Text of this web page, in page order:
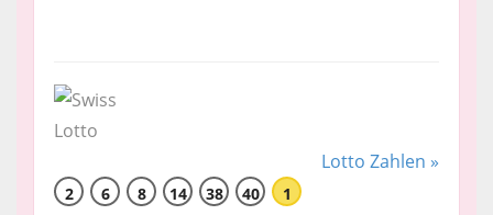
Lotto Zahlen »
2 6 8 14 38 40 1